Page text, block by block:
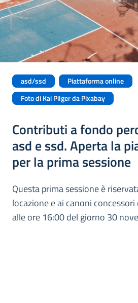
asd/ssd
Piattaforma online
Foto di Kai Pilger da Pixabay
Contributi a fondo
asd e ssd. Aperta la
per la prima sessione
Questa prima sessione è
locazione e ai canoni
alle ore 16:00 del giorno 30